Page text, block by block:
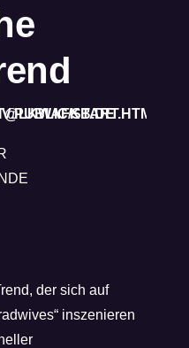
der sich auf
inszenieren